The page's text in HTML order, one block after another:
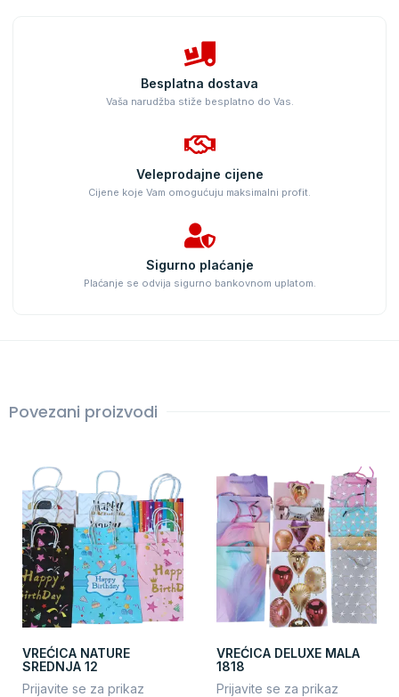
Besplatna dostava
Vaša narudžba stiže besplatno do Vas.
Veleprodajne cijene
Cijene koje Vam omogućuju maksimalni profit.
Sigurno plaćanje
Plaćanje se odvija sigurno bankovnom uplatom.
Povezani proizvodi
VREĆICA NATURE
SREDNJA 12
Prijavite se za prikaz
VREĆICA DELUXE MALA
1818
Prijavite se za prikaz